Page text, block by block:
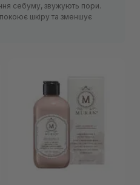
себуму, звужують пори.
шкіру та зменшує